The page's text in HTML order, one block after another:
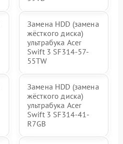
Замена HDD (замена
жёсткого диска)
ультрабука Acer
Swift 3 SF314-57-
55TW
Замена HDD (замена
жёсткого диска)
ультрабука Acer
Swift 3 SF314-41-
R7GB